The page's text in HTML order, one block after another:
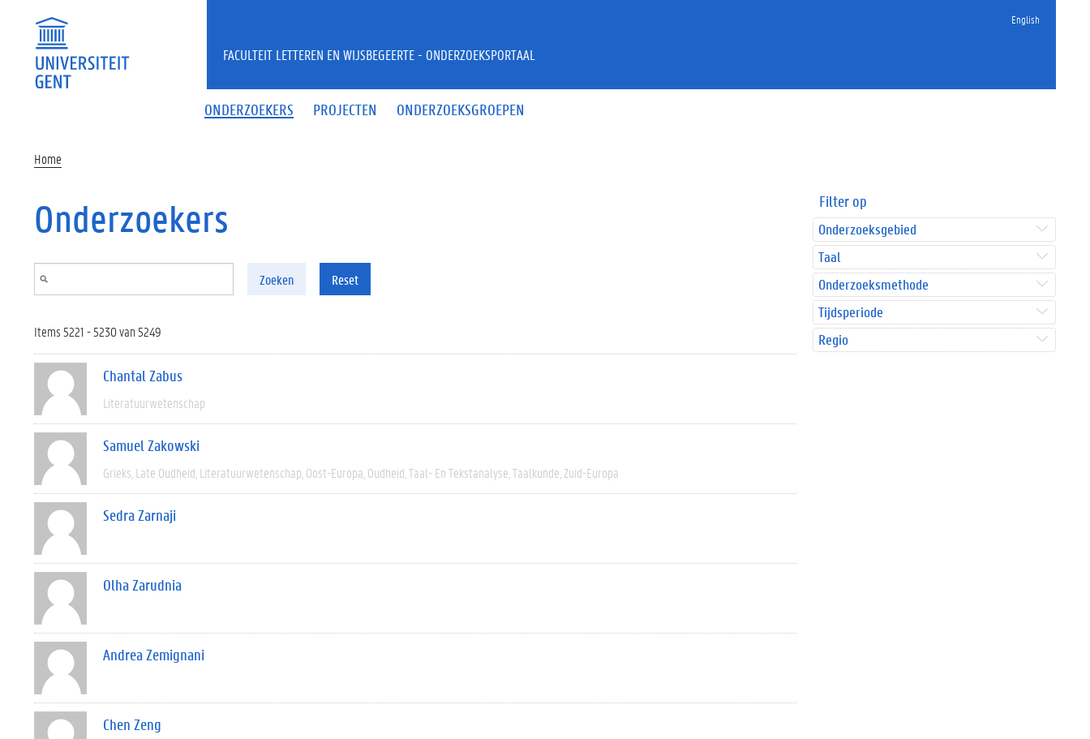
English
ONDERZOEKERS PROJECTEN ONDERZOEKSGROEPEN
FACULTEIT LETTEREN EN WIJSBEGEERTE - ONDERZOEKSPORTAAL
Home
Onderzoekers
Zoeken Reset
Items 5221 - 5230 van 5249
Chantal Zabus
Literatuurwetenschap
Samuel Zakowski
Grieks Late Oudheid Literatuurwetenschap Oost-Europa Oudheid Taal- En Tekstanalyse Taalkunde Zuid-Europa
Sedra Zarnaji
Olha Zarudnia
Andrea Zemignani
Chen Zeng
Filter op
Onderzoeksgebied
Taal
Onderzoeksmethode
Tijdsperiode
Regio